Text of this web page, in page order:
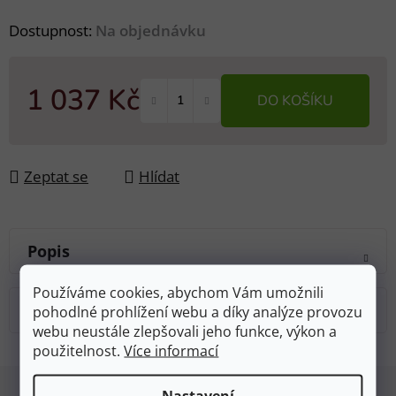
Používáme cookies, abychom Vám umožnili
pohodlné prohlížení webu a díky analýze provozu
webu neustále zlepšovali jeho funkce, výkon a
použitelnost.Více informací
Dostupnost: Na objednávku
1 037 Kč DO KOŠÍKU
Zeptat se Hlídat
Popis
Diskuze